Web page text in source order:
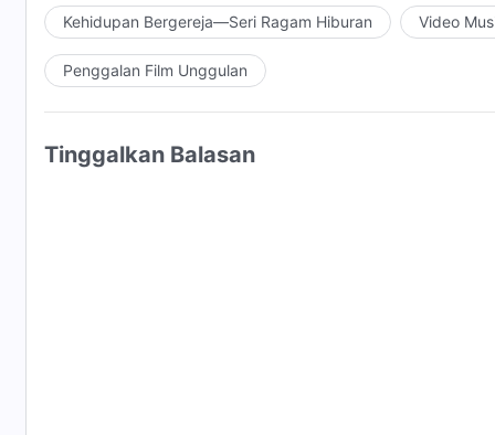
Kehidupan Bergereja—Seri Ragam Hiburan Video
Penggalan Film Unggulan
Tinggalkan Balasan